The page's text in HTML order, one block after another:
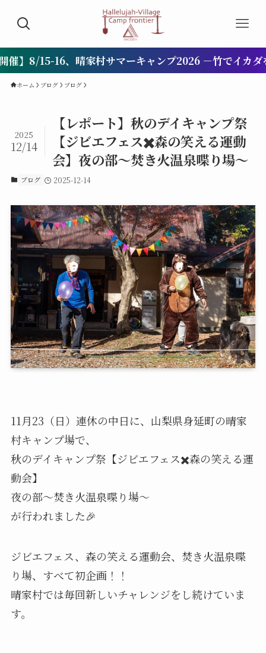
家村サマーキャンプ2026 －竹でイカダを作って本栖湖
ホーム ブログ ブログ
【レポート】秋のデイキャンプ祭
【ジビエフェス✖️森の笑える運動
会】夜の部〜焚き火温泉喋り場〜
2025
12/14
ブログ 2025-12-14
11月23（日）連休の中日に、山梨県身延町の晴家
村キャンプ場で、
秋のデイキャンプ祭【ジビエフェス✖️森の笑える運
動会】
夜の部〜焚き火温泉喋り場〜
が行われました🎉
ジビエフェス、森の笑える運動会、焚き火温泉喋
り場、すべて初企画！！
晴家村では毎回新しいチャレンジをし続けていま
す。